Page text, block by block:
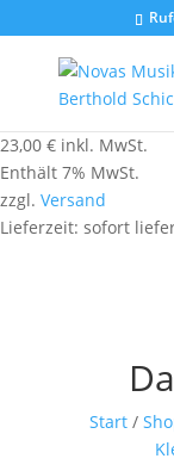
23,00 € inkl. MwSt.
Enthält 7% MwSt.
zzgl. Versand
Lieferzeit: sofort
Start /